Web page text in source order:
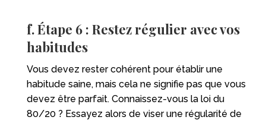
f. Étape 6 : Restez régulier avec vos
habitudes
Vous devez rester cohérent pour établir une
habitude saine, mais cela ne signifie pas que vous
devez être parfait. Connaissez-vous la loi du
80/20 ? Essayez alors de viser une régularité de